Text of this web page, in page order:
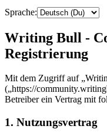
Sprache:
Writing Bull -
Registrierung
Mit dem Zugriff auf
(„https://
Betreiber ein Vertrag mit
1. Nutzungsvertrag